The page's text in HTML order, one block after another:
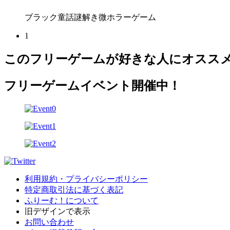
ブラック童話謎解き微ホラーゲーム
1
このフリーゲームが好きな人にオスス
フリーゲームイベント開催中！
利用規約・プライバシーポリシー
特定商取引法に基づく表記
ふりーむ！について
旧デザインで表示
お問い合わせ